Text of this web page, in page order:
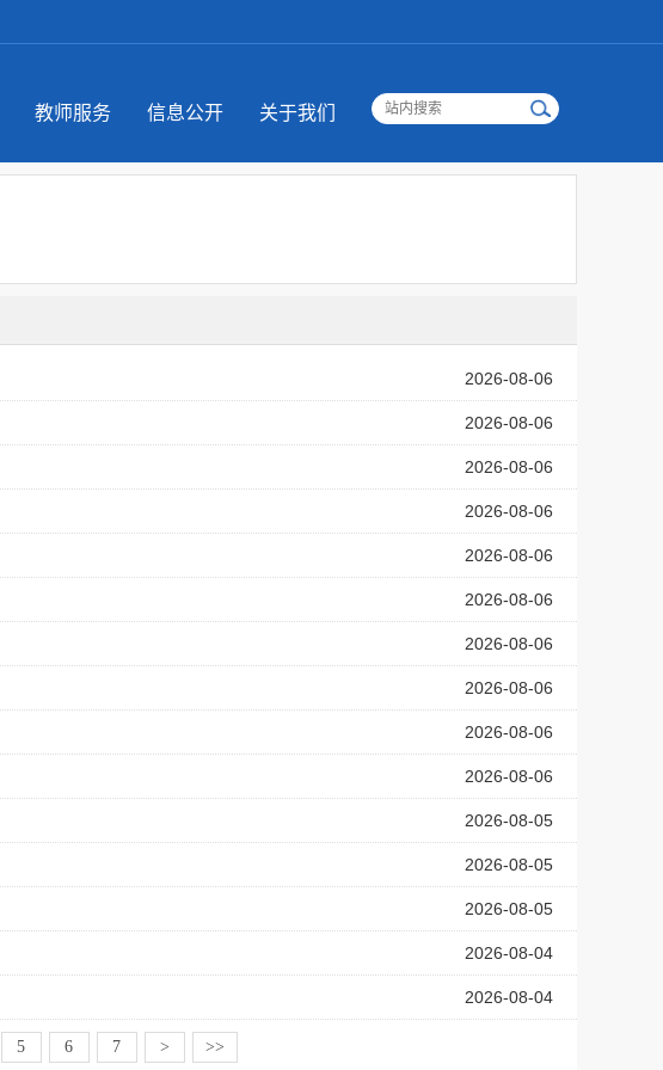
教师服务 信息公开 关于我们
2026-08-06
2026-08-06
2026-08-06
2026-08-06
2026-08-06
2026-08-06
2026-08-06
2026-08-06
2026-08-06
2026-08-06
2026-08-05
2026-08-05
2026-08-05
2026-08-04
2026-08-04
5 6 7 > >>